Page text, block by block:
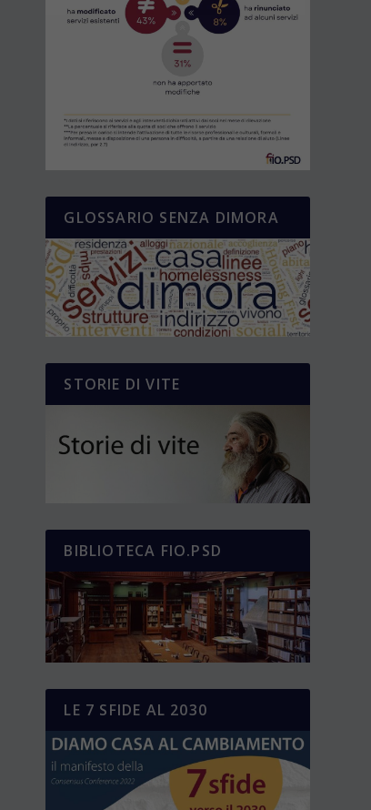
GLOSSARIO SENZA DIMORA
STORIE DI VITE
BIBLIOTECA FIO.PSD
LE 7 SFIDE AL 2030